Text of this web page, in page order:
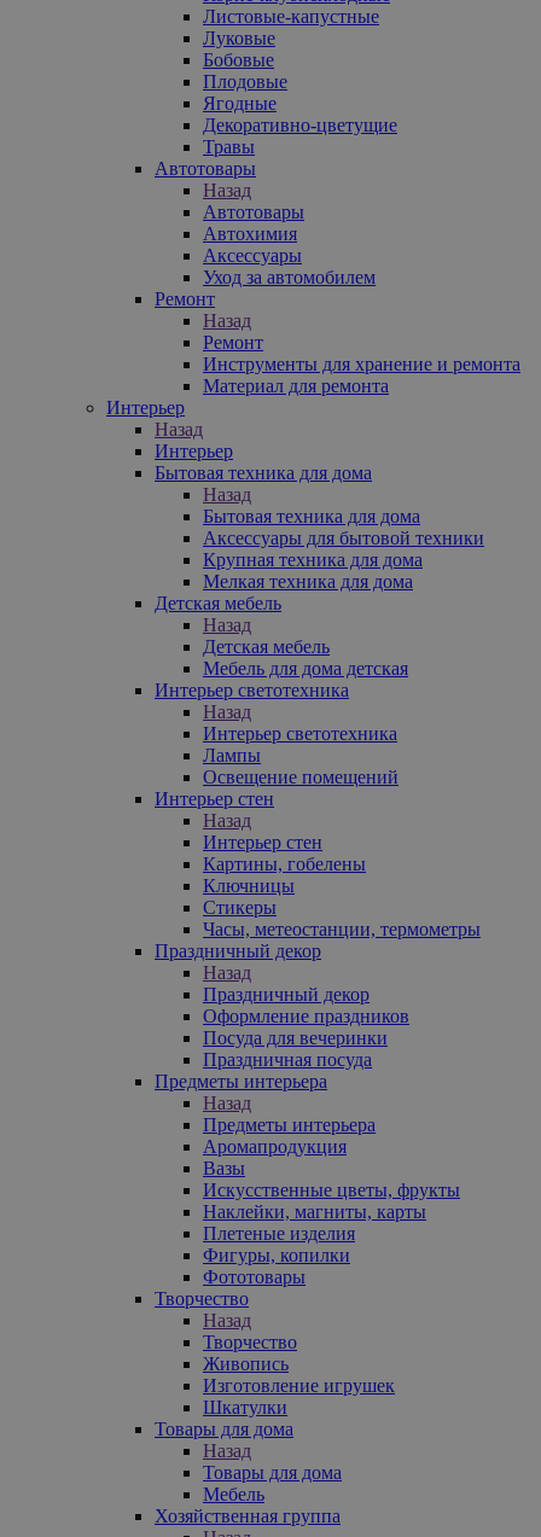
Листовые-капустные
Луковые
Бобовые
Плодовые
Ягодные
Декоративно-цветущие
Травы
Автотовары
Назад
Автотовары
Автохимия
Аксессуары
Уход за автомобилем
Ремонт
Назад
Ремонт
Инструменты для хранение и ремонта
Материал для ремонта
Интерьер
Назад
Интерьер
Бытовая техника для дома
Назад
Бытовая техника для дома
Аксессуары для бытовой техники
Крупная техника для дома
Мелкая техника для дома
Детская мебель
Назад
Детская мебель
Мебель для дома детская
Интерьер светотехника
Назад
Интерьер светотехника
Лампы
Освещение помещений
Интерьер стен
Назад
Интерьер стен
Картины, гобелены
Ключницы
Стикеры
Часы, метеостанции, термометры
Праздничный декор
Назад
Праздничный декор
Оформление праздников
Посуда для вечеринки
Праздничная посуда
Предметы интерьера
Назад
Предметы интерьера
Аромапродукция
Вазы
Искусственные цветы, фрукты
Наклейки, магниты, карты
Плетеные изделия
Фигуры, копилки
Фототовары
Творчество
Назад
Творчество
Живопись
Изготовление игрушек
Шкатулки
Товары для дома
Назад
Товары для дома
Мебель
Хозяйственная группа